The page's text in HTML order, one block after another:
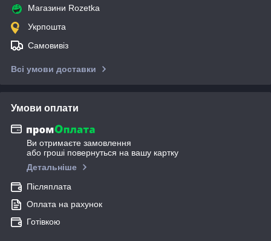
Магазини Rozetka
Укрпошта
Самовивіз
Всі умови доставки
Умови оплати
Ви отримаєте замовлення
або гроші повернуться на вашу картку
Детальніше
Післяплата
Оплата на рахунок
Готівкою